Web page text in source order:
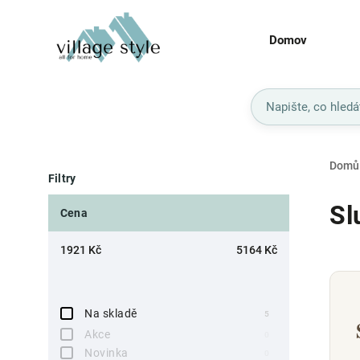
Domov
Domů
Filtry
Cena
1921 Kč 5164 Kč
Na skladě 5
Akce
Novinka